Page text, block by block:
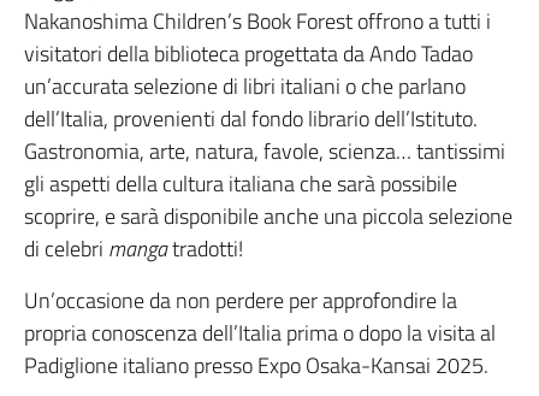
Nakanoshima Children’s Book Forest offrono a tutti i
visitatori della biblioteca progettata da Ando Tadao
un’accurata selezione di libri italiani o che parlano
dell’Italia, provenienti dal fondo librario dell’Istituto.
Gastronomia, arte, natura, favole, scienza… tantissimi
gli aspetti della cultura italiana che sarà possibile
scoprire, e sarà disponibile anche una piccola selezione
di celebri mangatradotti!
Un’occasione da non perdere per approfondire la
propria conoscenza dell’Italia prima o dopo la visita al
Padiglione italiano presso Expo Osaka-Kansai 2025.